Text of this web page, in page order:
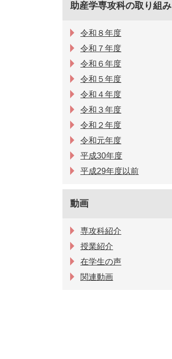
助産学専攻科の取り組み
令和８年度
令和７年度
令和６年度
令和５年度
令和４年度
令和３年度
令和２年度
令和元年度
平成30年度
平成29年度以前
動画
専攻科紹介
授業紹介
在学生の声
関連動画